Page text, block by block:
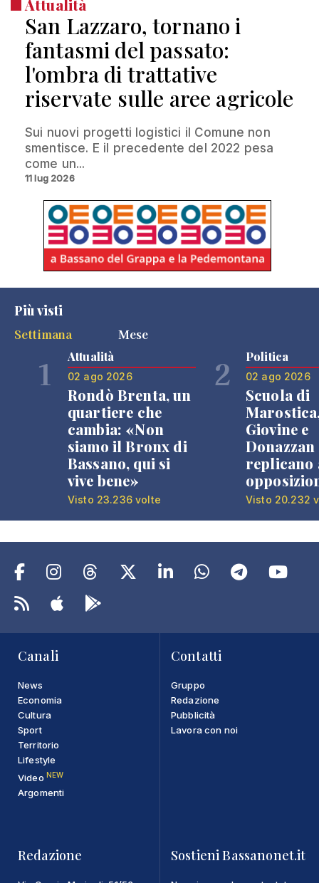
Attualità
San Lazzaro, tornano i
fantasmi del passato:
l'ombra di trattative
riservate sulle aree agricole
Sui nuovi progetti logistici il Comune non
smentisce. E il precedente del 2022 pesa
come un...
11 lug 2026
Più visti
Settimana
Mese
1 Attualità
02 ago 2026
Rondò Brenta, un
quartiere che
cambia: «Non
siamo il Bronx di
Bassano, qui si
vive bene»
Visto 23.236 volte
2 Politica
02 ago 2026
Scuola di
Giovine e
Donazzan
replicano
Visto 20.232
Canali
News
Economia
Cultura
Sport
Territorio
Lifestyle
Video NEW
Argomenti
Contatti
Gruppo
Redazione
Pubblicità
Lavora con noi
Redazione Sostieni Bassanonet.it